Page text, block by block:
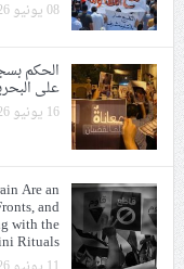
08 يونيو 2026
على
16 يونيو 2026
Are an
and
with the
Rituals